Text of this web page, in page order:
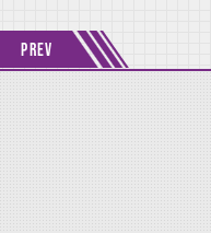
PREV